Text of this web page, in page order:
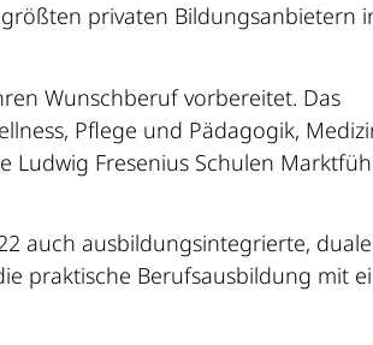
privaten Bildungsanbietern
Wunschberuf vorbereitet. Das
Pflege und Pädagogik,
Ludwig Fresenius Schulen
auch ausbildungsintegrierte, duale
praktische Berufsausbildung mit